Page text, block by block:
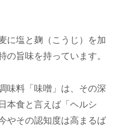
に塩と麹（こうじ）を加
の旨味を持っています。
味料「味噌」は、その深
本食と言えば「ヘルシ
やその認知度は高まるば